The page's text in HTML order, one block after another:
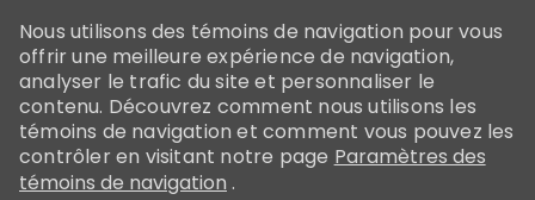
note:
This
website
includes
an
accessibility
Nous utilisons des témoins de navigation pour vous
offrir une meilleure expérience de navigation,
analyser le trafic du site et personnaliser le
contenu. Découvrez comment nous utilisons les
témoins de navigation et comment vous pouvez les
contrôler en visitant notre page Paramètres des
témoins de navigation .